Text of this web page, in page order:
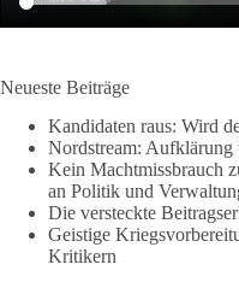
Neueste Beiträge
Kandidaten raus: Wird
Nordstream: Aufklärung
Kein Machtmissbrauch
an Politik und
Die versteckte
Geistige
Kritikern